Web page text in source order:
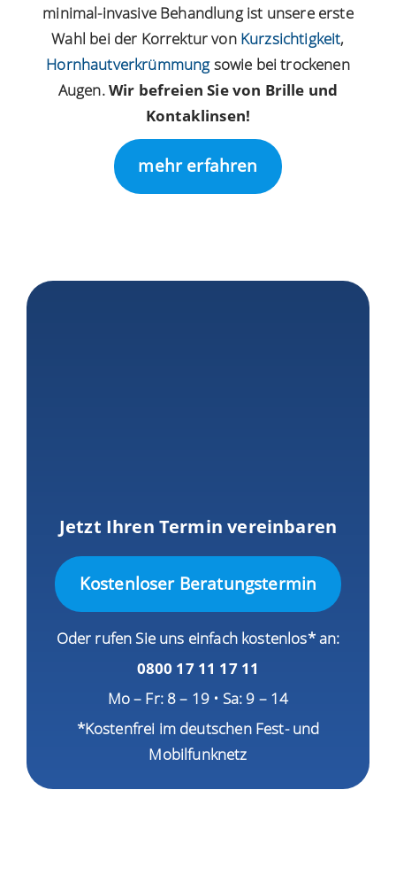
minimal-invasive Behandlung ist unsere erste
Wahl bei der Korrektur von Kurzsichtigkeit,
Hornhautverkrümmungsowie bei trockenen
Augen.Wir befreien Sie von Brille und
Kontaklinsen!
mehr erfahren
Jetzt Ihren Termin vereinbaren
Kostenloser Beratungstermin
Oder rufen Sie uns einfach kostenlos* an:
0800 17 11 17 11
Mo – Fr: 8 – 19 • Sa: 9 – 14
*Kostenfrei im deutschen Fest- und
Mobilfunknetz